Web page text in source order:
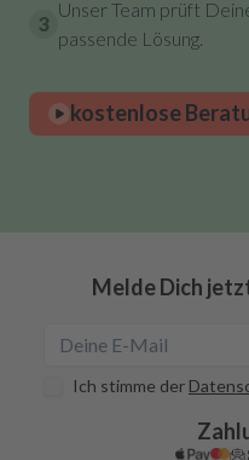
3
Unser Team prüft
passende Lösung.
kostenlose
Melde Dich
Ich stimme der